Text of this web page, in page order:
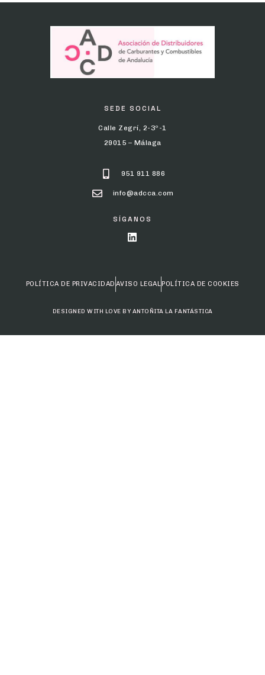
SEDE SOCIAL
Calle Zegrí, 2-3º-1
29015 – Málaga
951 911 886
info@adcca.com
SÍGANOS
POLÍTICA DE PRIVACIDAD AVISO LEGAL POLÍTICA DE COOKIES
DESIGNED WITH LOVE BY ANTOÑITA LA FANTÁSTICA